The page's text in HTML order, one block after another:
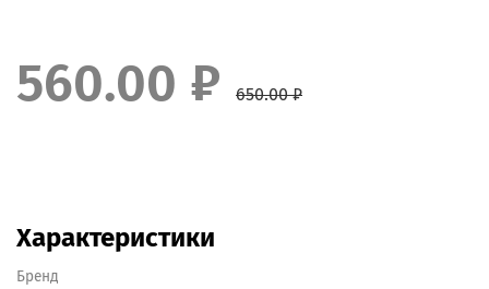
560.00 ₽ 650.00 ₽
Характеристики
Бренд